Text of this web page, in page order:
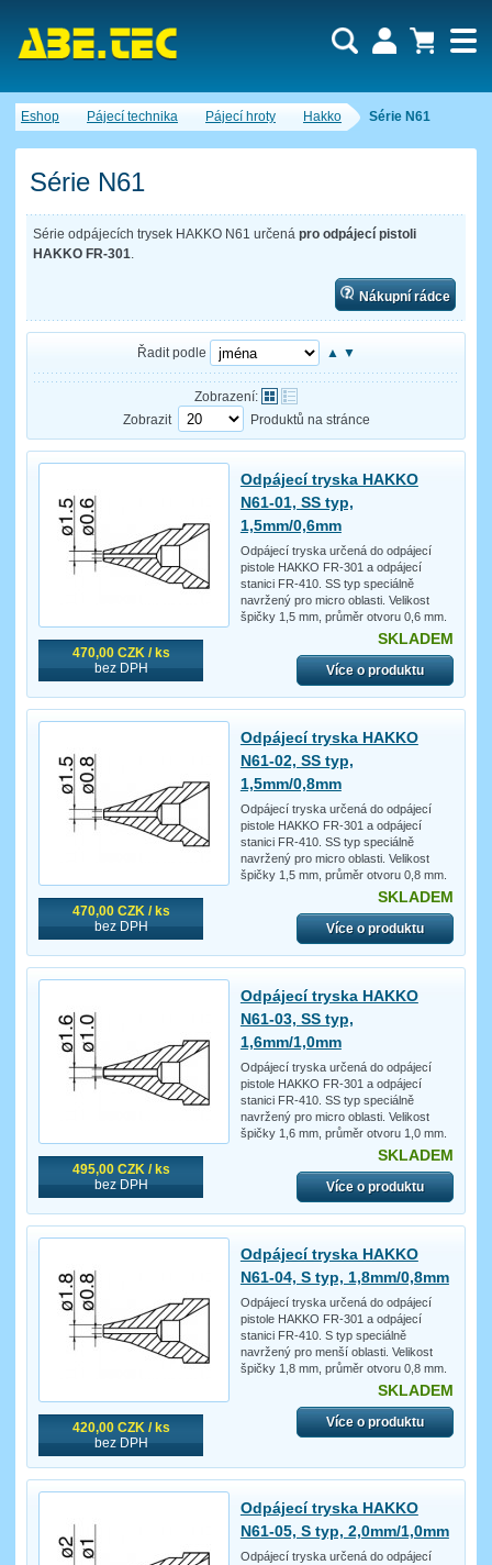
Eshop Pájecí technika Pájecí hroty Hakko Série N61
Série N61
Série odpájecích trysek HAKKO N61 určená pro odpájecí pistoli
HAKKO FR-301
Nákupní rádce
Řadit podle ▲ ▼
Zobrazení:
Zobrazit
Produktů na stránce
470,00 CZK / ks
bez DPH
Odpájecí tryska HAKKO
N61-01, SS typ,
1,5mm/0,6mm
Odpájecí tryska určená do odpájecí
pistole HAKKO FR-301 a odpájecí
stanici FR-410. SS typ speciálně
navržený pro micro oblasti. Velikost
špičky 1,5 mm, průměr otvoru 0,6 mm.
SKLADEM
Více o produktu
470,00 CZK / ks
bez DPH
Odpájecí tryska HAKKO
N61-02, SS typ,
1,5mm/0,8mm
Odpájecí tryska určená do odpájecí
pistole HAKKO FR-301 a odpájecí
stanici FR-410. SS typ speciálně
navržený pro micro oblasti. Velikost
špičky 1,5 mm, průměr otvoru 0,8 mm.
SKLADEM
Více o produktu
495,00 CZK / ks
bez DPH
Odpájecí tryska HAKKO
N61-03, SS typ,
1,6mm/1,0mm
Odpájecí tryska určená do odpájecí
pistole HAKKO FR-301 a odpájecí
stanici FR-410. SS typ speciálně
navržený pro micro oblasti. Velikost
špičky 1,6 mm, průměr otvoru 1,0 mm.
SKLADEM
Více o produktu
420,00 CZK / ks
bez DPH
Odpájecí tryska HAKKO
N61-04, S typ, 1,8mm/0,8mm
Odpájecí tryska určená do odpájecí
pistole HAKKO FR-301 a odpájecí
stanici FR-410. S typ speciálně
navržený pro menší oblasti. Velikost
špičky 1,8 mm, průměr otvoru 0,8 mm.
SKLADEM
Více o produktu
Odpájecí tryska HAKKO
N61-05, S typ, 2,0mm/1,0mm
Odpájecí tryska určená do odpájecí
Nákupní košík je momentálně prázdný.
Počet produktů:0
Cena celkem:0,00 CZK
Uživatel: